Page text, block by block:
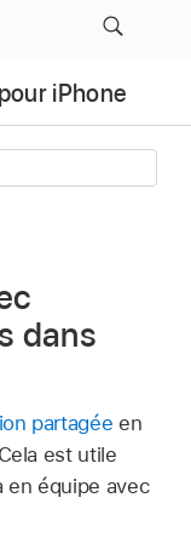
iPhone
dans
partagée en
est utile
en équipe avec